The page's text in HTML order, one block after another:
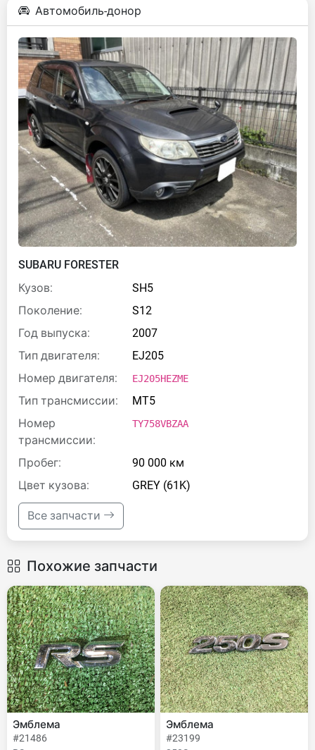
Автомобиль-донор
SUBARU FORESTER
Кузов:
SH5
Поколение:
S12
Год выпуска:
2007
Тип двигателя:
EJ205
Номер двигателя:
EJ205HEZME
Тип трансмиссии:
MT5
Номер
трансмиссии:
TY758VBZAA
Пробег:
90 000 км
Цвет кузова:
GREY (61K)
Все запчасти
Похожие запчасти
Эмблема
#21486
Эмблема
#23199